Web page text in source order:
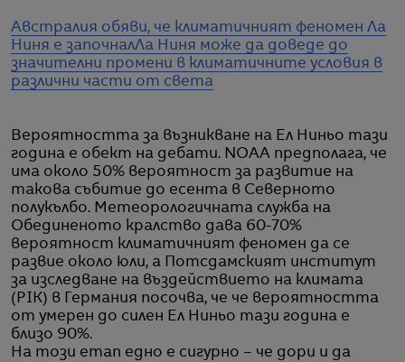
Австралия обяви, че климатичният феномен Ла
Ниня е започналЛа Ниня може да доведе до
значителни промени в климатичните условия в
различни части от света
Вероятността за възникване на Ел Ниньо тази
година е обект на дебати. NOAA предполага, че
има около 50% вероятност за развитие на
такова събитие до есента в Северното
полукълбо. Метеорологичната служба на
Обединеното кралство дава 60-70%
вероятност климатичният феномен да се
развие около юли, а Потсдамският институт
за изследване на въздействието на климата
(PIK) в Германия посочва, че че вероятността
от умерен до силен Ел Ниньо тази година е
близо 90%.
На този етап едно е сигурно – че дори и да